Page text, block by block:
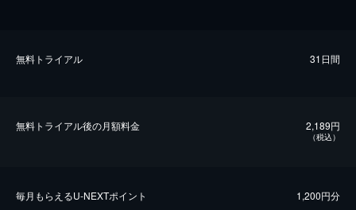
無料トライアル 31日間
無料トライアル後の⽉額料金 2,189円
（税込）
毎⽉もらえるU-NEXTポイント 1,200円分